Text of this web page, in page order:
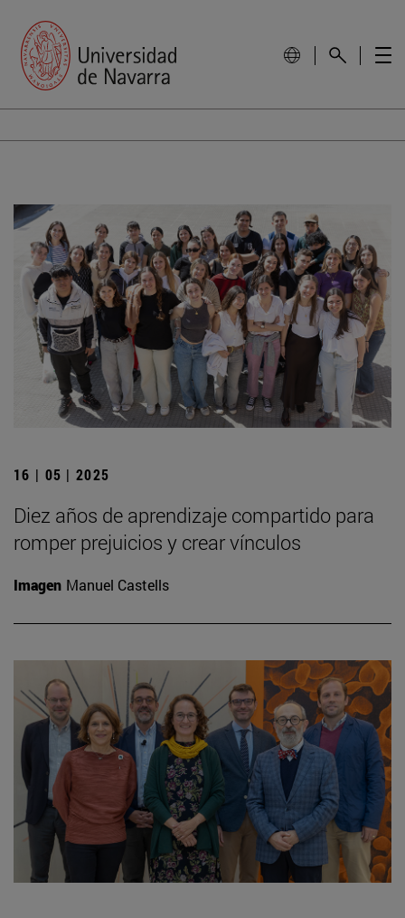
16 | 05 | 2025
Diez años de aprendizaje compartido para
romper prejuicios y crear vínculos
Imagen Manuel Castells